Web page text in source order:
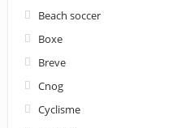
Beach soccer
Boxe
Breve
Cnog
Cyclisme